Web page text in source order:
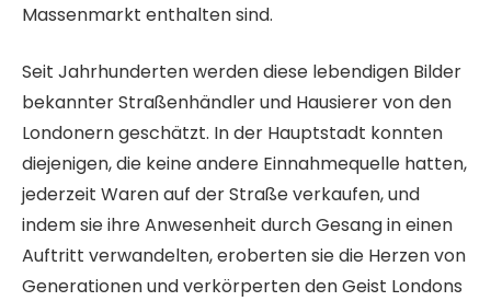
Massenmarkt enthalten sind.
Seit Jahrhunderten werden diese lebendigen Bilder
bekannter Straßenhändler und Hausierer von den
Londonern geschätzt. In der Hauptstadt konnten
diejenigen, die keine andere Einnahmequelle hatten,
jederzeit Waren auf der Straße verkaufen, und
indem sie ihre Anwesenheit durch Gesang in einen
Auftritt verwandelten, eroberten sie die Herzen von
Generationen und verkörperten den Geist Londons